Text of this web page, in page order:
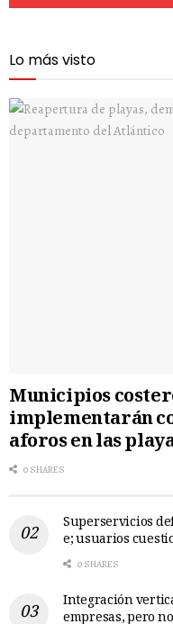
Lo más visto
Municipios
implementarán
aforos en las
0 SHARES
Superservicios
e; usuarios
0 SHARES
Integración
empresas, pero